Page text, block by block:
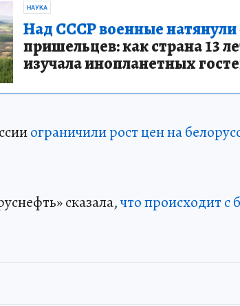
НАУКА
Над СССР военные натянули
пришельцев: как страна 13
изучала инопланетных
ограничили рост цен на
сказала,что происходит с